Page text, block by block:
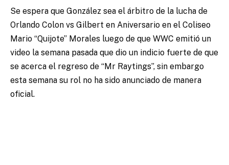
Se espera que González sea el árbitro de la lucha de
Orlando Colon vs Gilbert en Aniversario en el Coliseo
Mario “Quijote” Morales luego de que WWC emitió un
video la semana pasada que dio un indicio fuerte de que
se acerca el regreso de “Mr Raytings”, sin embargo
esta semana su rol no ha sido anunciado de manera
oficial.